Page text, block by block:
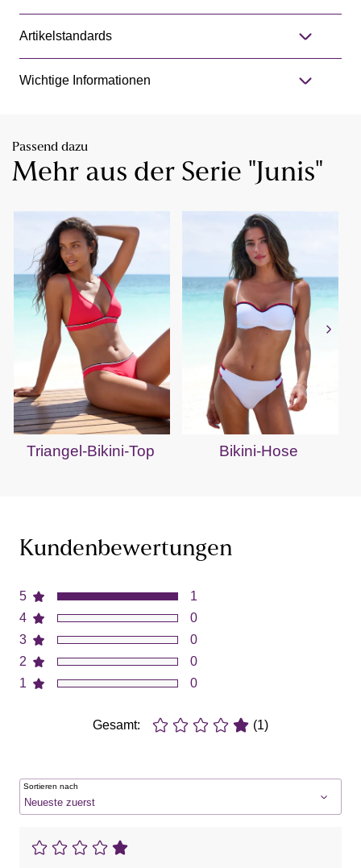
Artikelstandards
Wichtige Informationen
Passend dazu
Mehr aus der Serie "Junis"
Triangel-Bikini-Top Bikini-Hose
Kundenbewertungen
5
4
3
2
1
1
0
0
0
0
Gesamt: (1)
Sortieren nach